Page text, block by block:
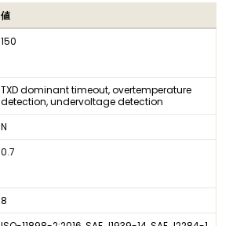
値
150
TXD dominant timeout, overtemperature
detection, undervoltage detection
N
0.7
8